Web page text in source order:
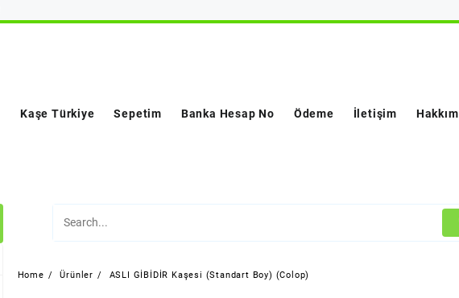
Kaşe Türkiye Sepetim Banka Hesap No Ödeme İletişim
Home Ürünler ASLI GİBİDİR Kaşesi (Standart Boy) (Colop)